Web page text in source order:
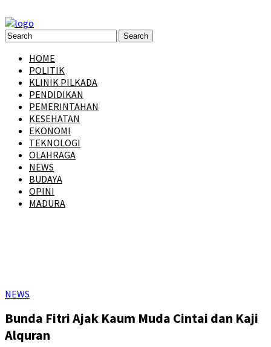
HOME
POLITIK
KLINIK PILKADA
PENDIDIKAN
PEMERINTAHAN
KESEHATAN
EKONOMI
TEKNOLOGI
OLAHRAGA
NEWS
BUDAYA
OPINI
MADURA
NEWS
Bunda Fitri Ajak Kaum Muda Cintai dan Kaji
Alquran